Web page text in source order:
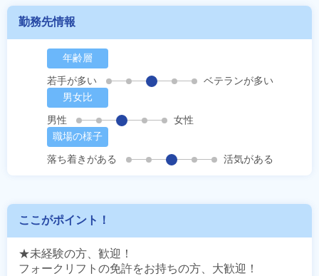
勤務先情報
年齢層
若手が多い
ベテランが多い
男女比
男性
女性
職場の様子
落ち着きがある
活気がある
ここがポイント！
★未経験の方、歓迎！
フォークリフトの免許をお持ちの方、大歓迎！